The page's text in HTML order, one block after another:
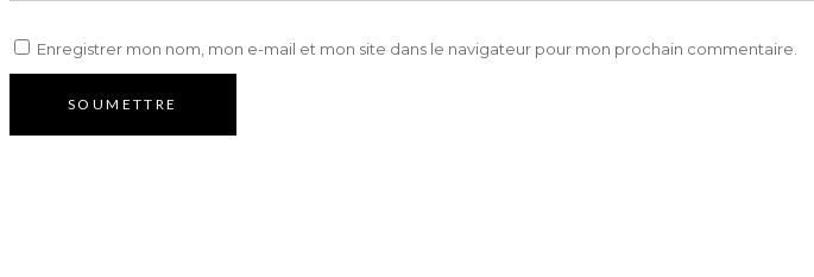
Enregistrer mon nom, mon e-mail et mon site dans le navigateur pour mon prochain commentaire.